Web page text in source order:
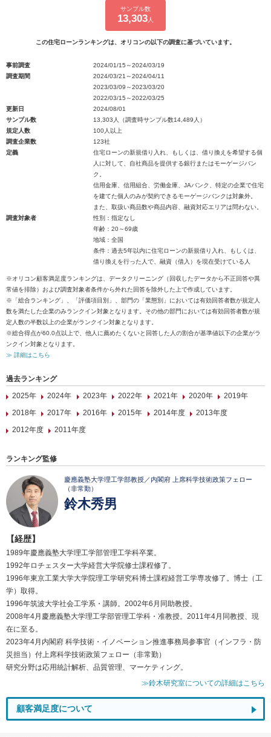
サンプル数
13,303 人
この住宅ローンランキングは、オリコンの以下の調査に基づいています。
事前調査
2024/01/15～2024/03/19
調査期間
2024/03/21～2024/04/11
2023/03/09～2023/03/20
2022/03/15～2022/03/25
更新日
2024/08/01
サンプル数
13,303人（調査時サンプル数14,489人）
規定人数
100人以上
調査企業数
123社
定義
住宅ローンの新規借り入れ、もしくは、借り換えを希望する個
人に対して、自社商品を提供する銀行またはモーゲージバン
ク。
信用金庫、信用組合、労働金庫、JAバンク、特定の企業で住宅
を建てた個人のみが契約できるモーゲージバンクは対象外。
また、取扱い商品数や商品内容、融資対応エリアは問わない。
調査対象者
性別：指定なし
年齢：20～69歳
地域：全国
条件：過去5年以内に住宅ローンの新規借り入れ、もしくは、
借り換えを行った人で、融資（借入）を現在受けている人
※オリコン顧客満足度ランキングは、データクリーニング（回収したデータから不正回答や異
常値を排除）および調査対象者条件から外れた回答を除外した上で作成しています。
※「総合ランキング」、「評価項目別」、部門の「業態別」においては有効回答者数が規定人
数を満たした企業のみランクイン対象となります。その他の部門においては有効回答者数が規
定人数の半数以上の企業がランクイン対象となります。
※総合得点が60.0点以上で、他人に薦めたくないと回答した人の割合が基準値以下の企業がラ
ンクイン対象となります。
≫ 詳細はこちら
過去ランキング
2025年
2024年 2023年 2022年 2021年 2020年
2019年
2018年
2017年 2016年 2015年 2014年度
2013年度
2012年度
2011年度
ランキング監修
慶應義塾大学理工学部教授／内閣府 上席科学技術政策フェロー
（非常勤）
鈴木秀男
【経歴】
1989年慶應義塾大学理工学部管理工学科卒業。
1992年ロチェスター大学経営大学院修士課程修了。
1996年東京工業大学大学院理工学研究科博士課程経営工学専攻修了。博士（工
学）取得。
1996年筑波大学社会工学系・講師。2002年6月同助教授。
2008年4月慶應義塾大学理工学部管理工学科・准教授。2011年4月同教授、現
在に至る。
2023年4月内閣府 科学技術・イノベーション推進事務局参事官（インフラ・防
災担当）付上席科学技術政策フェロー（非常勤）
研究分野は応用統計解析、品質管理、マーケティング。
≫鈴木研究室についての詳細はこちら
顧客満足度について